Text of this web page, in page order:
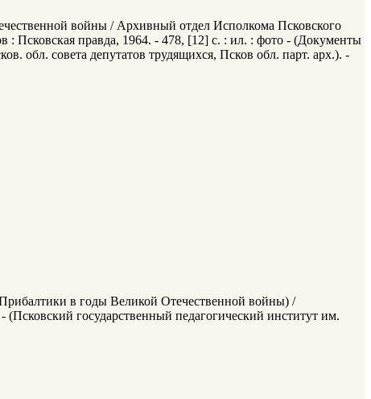
войны / Архивный отдел Исполкома Псковского
: Псковская правда, 1964. - 478, [12] с. : ил. : фото - (Документы
обл. совета депутатов трудящихся, Псков обл. парт. арх.). -
в годы Великой Отечественной войны) /
государственный педагогический институт им.